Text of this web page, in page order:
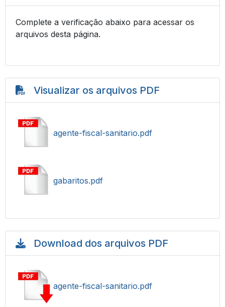
Complete a verificação abaixo para acessar os
arquivos desta página.
Visualizar os arquivos PDF
agente-fiscal-sanitario.pdf
gabaritos.pdf
Download dos arquivos PDF
agente-fiscal-sanitario.pdf